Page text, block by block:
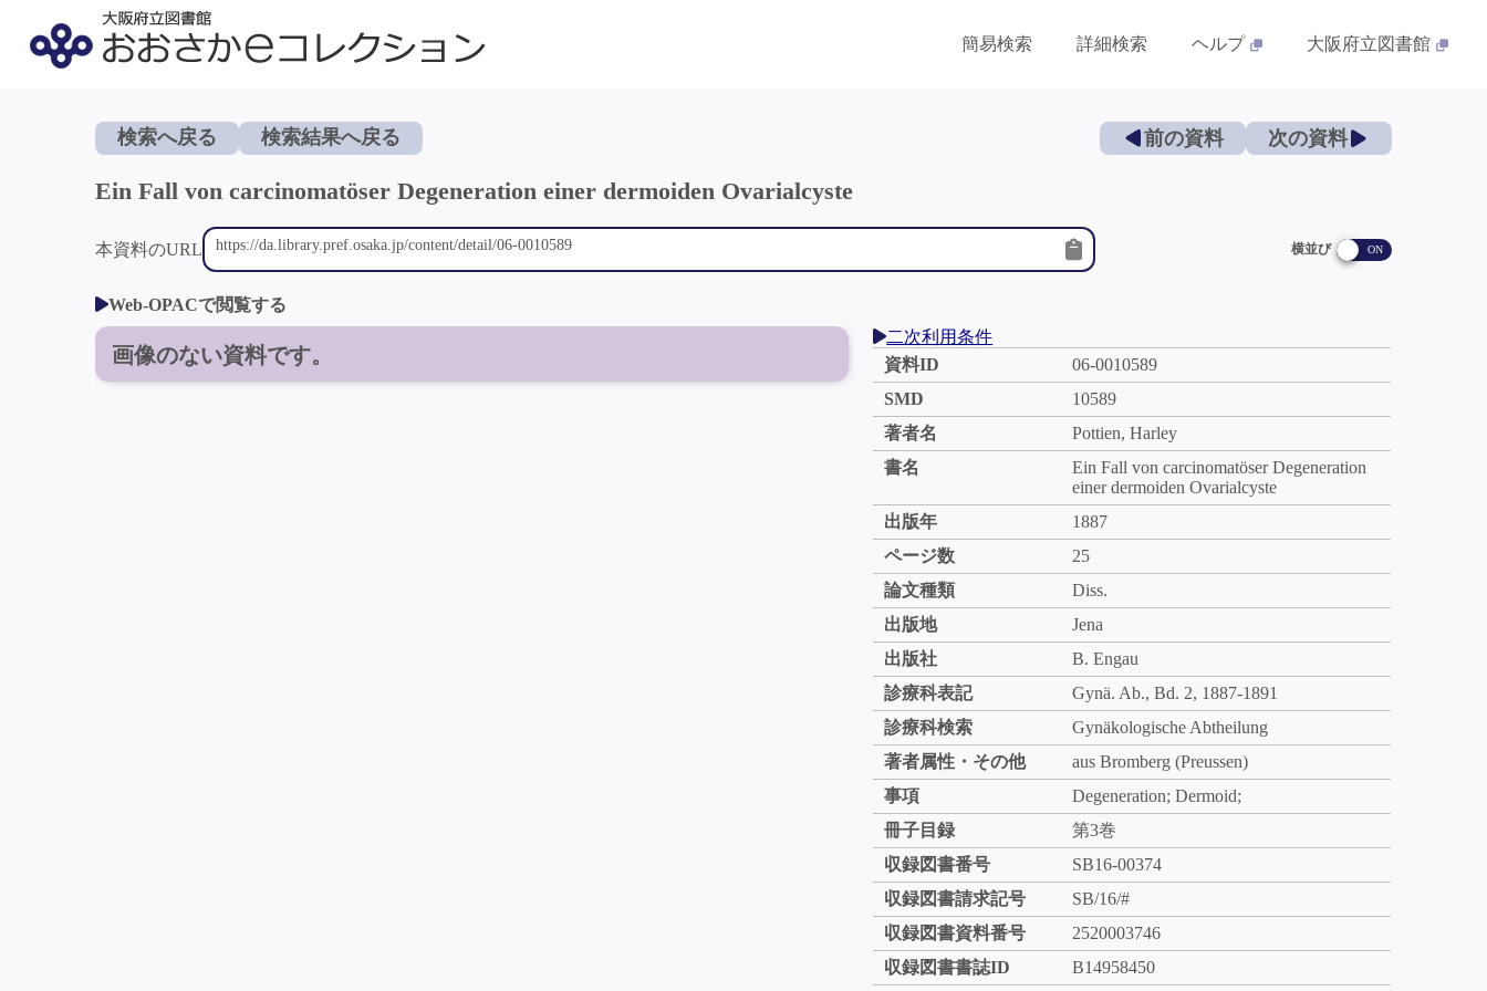
簡易検索 詳細検索 ヘルプ 大阪府立図書館
検索へ戻る 検索結果へ戻る 前の資料 次の資料
Ein Fall von carcinomatöser Degeneration einer dermoiden Ovarialcyste
本資料のURL 横並び
Web-OPACで閲覧する
画像のない資料です。
二次利用条件
資料ID
06-0010589
SMD
10589
著者名
Pottien, Harley
書名
Ein Fall von carcinomatöser Degeneration
einer dermoiden Ovarialcyste
出版年
1887
ページ数
25
論文種類
Diss.
出版地
Jena
出版社
B. Engau
診療科表記
Gynä. Ab., Bd. 2, 1887-1891
診療科検索
Gynäkologische Abtheilung
著者属性・その他
aus Bromberg (Preussen)
事項
Degeneration; Dermoid;
冊子目録
第3巻
収録図書番号
SB16-00374
収録図書請求記号
SB/16/#
収録図書資料番号
2520003746
収録図書書誌ID
B14958450